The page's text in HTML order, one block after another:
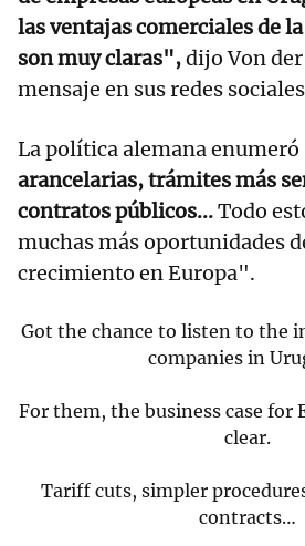
las ventajas comerciales de
son muy claras",dijo Von
mensaje en sus redes
La política alemana enumeró
arancelarias, trámites más
contratos públicos...Todo
muchas más oportunidades
crecimiento en Europa".
Got the chance to listen to the
companies in
For them, the business case for
clear.
Tariff cuts, simpler
contracts…